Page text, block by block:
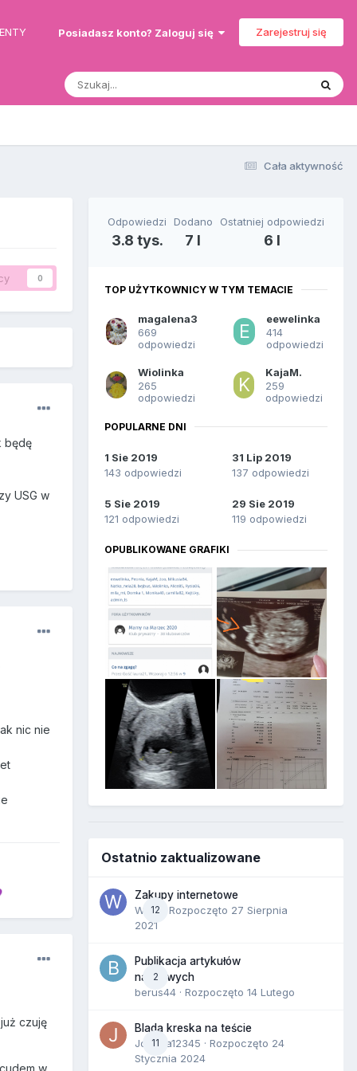
Posiadasz konto? Zaloguj się Zarejestruj się
Cała aktywność
0
będę
USG w
nic nie
czuję
Odpowiedzi
3.8 tys.
Dodano
7 l
Ostatniej odpowiedzi
6 l
TOP UŻYTKOWNICY W TYM TEMACIE
magalena3
669
odpowiedzi
eewelinka
414
odpowiedzi
Wiolinka
265
odpowiedzi
KajaM.
259
odpowiedzi
POPULARNE DNI
1 Sie 2019
143 odpowiedzi
31 Lip 2019
137 odpowiedzi
5 Sie 2019
121 odpowiedzi
29 Sie 2019
119 odpowiedzi
OPUBLIKOWANE GRAFIKI
Ostatnio zaktualizowane
12
Zakupy internetowe
Wula · Rozpoczęto 27 Sierpnia
2021
2
Publikacja artykułów
naukowych
berus44 · Rozpoczęto 14 Lutego
11
Blada kreska na teście
Joanna12345 · Rozpoczęto 24
Stycznia 2024